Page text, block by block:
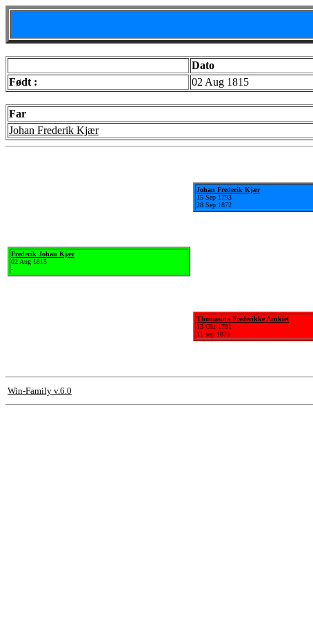
Dato
Født :
02 Aug 1815
Far
Johan Frederik Kjær
Frederik Johan Kjær
02 Aug 1815
-
Johan Frederik Kjær
15 Sep 1793
28 Sep 1872
Thomasina Frederikke Arnkiel
13 Okt 1791
11 sep 1873
Win-Family v.6.0